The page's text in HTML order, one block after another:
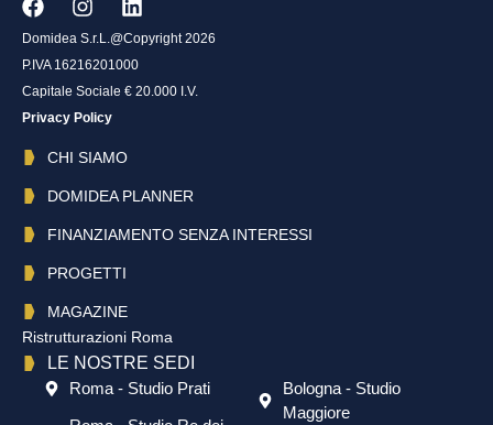
Domidea S.r.L.@Copyright 2026
P.IVA 16216201000
Capitale Sociale € 20.000 I.V.
Privacy Policy
CHI SIAMO
DOMIDEA PLANNER
FINANZIAMENTO SENZA INTERESSI
PROGETTI
MAGAZINE
Ristrutturazioni Roma
LE NOSTRE SEDI
Roma - Studio Prati
Bologna - Studio
Maggiore